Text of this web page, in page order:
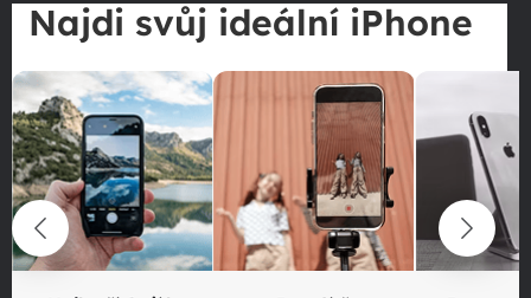
Najdi svůj ideální iPhone